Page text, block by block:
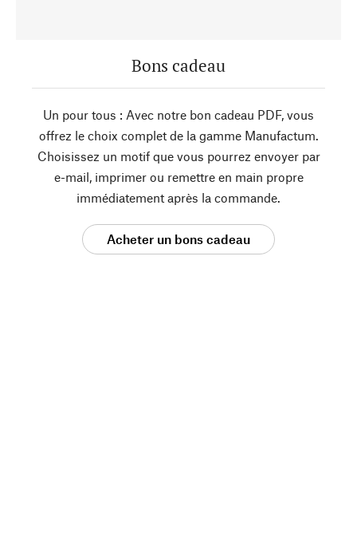
Bons cadeau
Un pour tous : Avec notre bon cadeau PDF, vous
offrez le choix complet de la gamme Manufactum.
Choisissez un motif que vous pourrez envoyer par
e-mail, imprimer ou remettre en main propre
immédiatement après la commande.
Acheter un bons cadeau